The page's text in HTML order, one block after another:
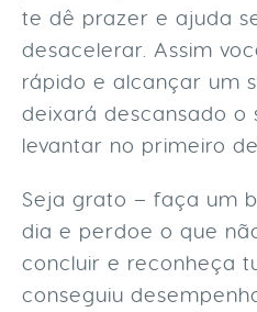
te dê prazer e ajuda
desacelerar. Assim
rápido e alcançar um
deixará descansado o
levantar no primeiro
Seja grato – faça um
dia e perdoe o que
concluir e reconheça
conseguiu